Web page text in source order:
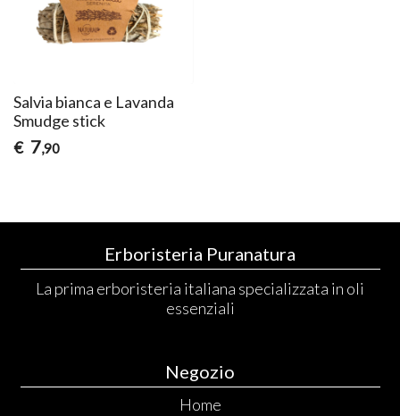
Salvia bianca e Lavanda
Smudge stick
€ 7,90
Erboristeria Puranatura
La prima erboristeria italiana specializzata in oli
essenziali
Negozio
Home